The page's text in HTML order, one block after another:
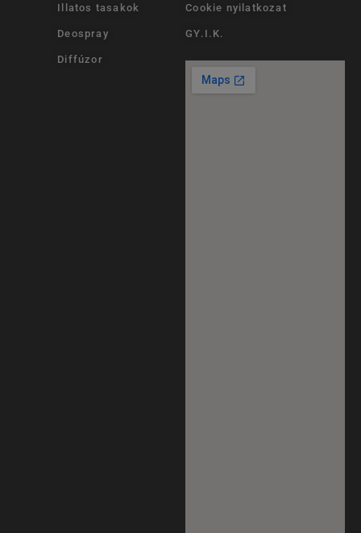
Illatos tasakok
Deospray
Diffúzor
Cookie nyilatkozat
GY.I.K.